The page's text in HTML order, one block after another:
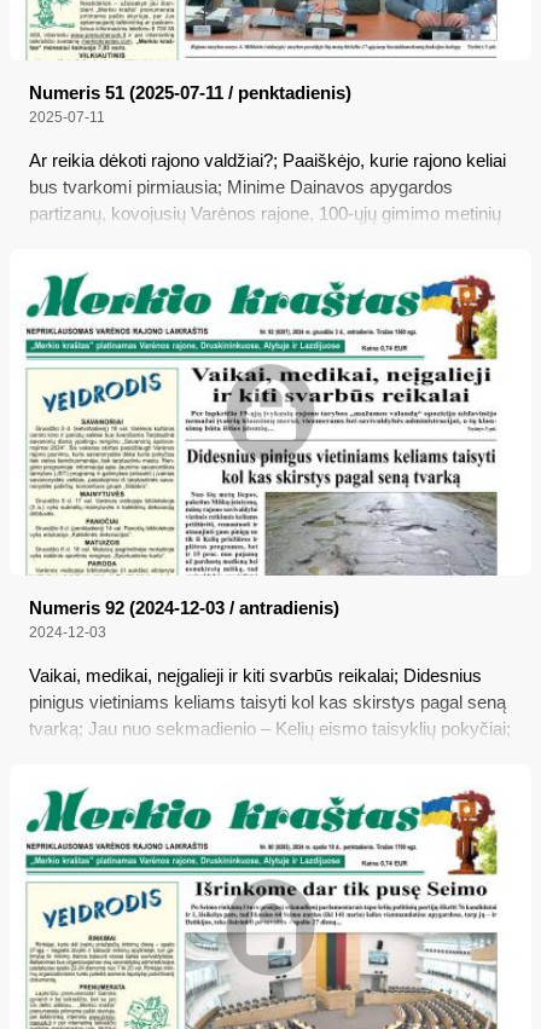
Numeris 51 (2025-07-11 / penktadienis)
2025-07-11
Ar reikia dėkoti rajono valdžiai?; Paaiškėjo, kurie rajono keliai
bus tvarkomi pirmiausia; Minime Dainavos apygardos
partizanų, kovojusių Varėnos rajone, 100-ųjų gimimo metinių
Numeris 92 (2024-12-03 / antradienis)
2024-12-03
Vaikai, medikai, neįgalieji ir kiti svarbūs reikalai; Didesnius
pinigus vietiniams keliams taisyti kol kas skirstys pagal seną
tvarką; Jau nuo sekmadienio – Kelių eismo taisyklių pokyčiai;
dingusios merginos